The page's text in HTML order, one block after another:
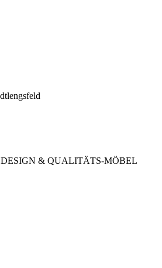
& QUALITÄTS-MÖBEL